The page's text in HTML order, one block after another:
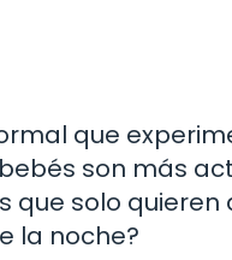
que
son más
que solo quieren
la noche?